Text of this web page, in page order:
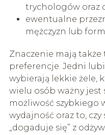
trychologów oraz
ewentualne
mężczyzn lub
Znaczenie mają
preferencje. Jedni
wybierają lekkie żele,
wielu osób ważny jest
możliwość szybkiego
wydajność oraz to,
„dogaduje się” z